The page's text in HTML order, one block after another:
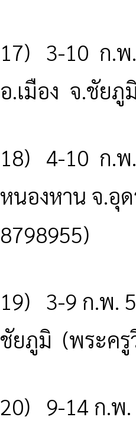
17) 3-10 ก.
อ.เมือง จ.ชัยภู
18) 4-10 ก.
หนองหาน จ.อุ
8798955)
19) 3-9 ก.พ.
ชัยภูมิ (พระครู
20) 9-14 ก.พ.